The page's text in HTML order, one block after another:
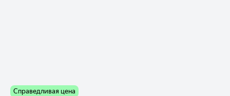
Справедливая цена